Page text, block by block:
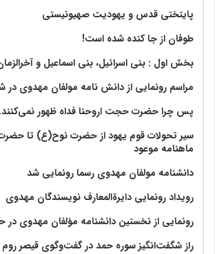
پایتختی قدس و یهودیت صهیونیستی
طوفان از جا کنده شده است!
بخش اول : بنی اسرائیل، بنی اسماعیل و
مراسم رونمایی از دانش نامه مولفان مهدوی در
پس چرا حضرت حجت اروحنا فداه ظهور
سیر تحولات قوم یهود از حضرت نوح(ع) تا
ماهنامه موعود
دانشنامه مولفان مهدوی رسما رونمایی شد
رویداد رونمایی دایرةالمعارف نویسندگان مهدوی
رونمایی از نخستین دانشنامه مؤلفان مهدوی در
راز شگفت‌انگیز سوره حمد در گفت‌وگوی قیصر